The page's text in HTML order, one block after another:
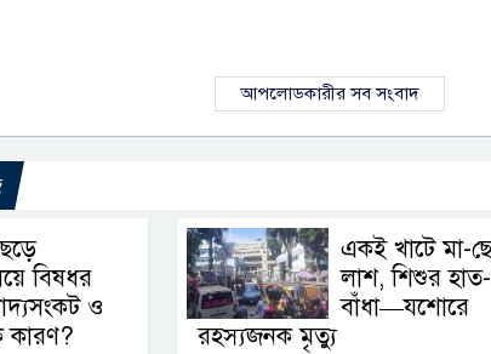
আপলোডকারীর সব সংবাদ
বিষধর
ও
কারণ?
একই খাটে মা-
লাশ, শিশুর
বাঁধা—যশোরে
রহস্যজনক মৃত্যু